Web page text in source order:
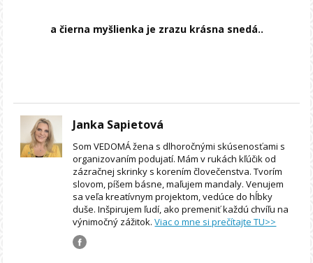
a čierna myšlienka je zrazu krásna snedá..
Janka Sapietová
Som VEDOMÁ žena s dlhoročnými skúsenosťami s
organizovaním podujatí. Mám v rukách kľúčik od
zázračnej skrinky s korením človečenstva. Tvorím
slovom, píšem básne, maľujem mandaly. Venujem
sa veľa kreatívnym projektom, vedúce do hĺbky
duše. Inšpirujem ľudí, ako premeniť každú chvíľu na
výnimočný zážitok.Viac o mne si prečítajte TU>>